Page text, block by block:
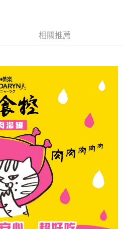
付你分期」於每月結算日後寄送繳費提
通路繳費。
公司」（以下簡稱本公司）所提供，讓
品或服務，並由商店將買賣／分期付款
用本公司帳單繳交帳款。
」之契約關係目的，商店將以您的個人
予台灣大哥大進項蒐集、處理及利用，
資料之確認、核對及更正。
結：
https://oppay.tw/userRule
擊此簡訊中的連結，可透過四大超商／
款，方視為交易完成。
刻繳費，但若您需要取消訂單，請聯絡
之訂單仍視為有效，需透過AFTEE先享
付 」之結帳頁面顯示為準，若有關於
等相關疑問，請聯繫「AFTEE先享後付
support/home
供之「AFTEE先享後付」服務完成之交
人資料，並將交易相關給付款項請求債
以下網址：
代理人或監護人之同意方可使用
辦者引起之損失，本公司不負相關責
上)免運費
相關推薦